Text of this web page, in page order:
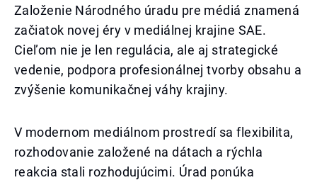
Založenie Národného úradu pre médiá znamená
začiatok novej éry v mediálnej krajine SAE.
Cieľom nie je len regulácia, ale aj strategické
vedenie, podpora profesionálnej tvorby obsahu a
zvýšenie komunikačnej váhy krajiny.
V modernom mediálnom prostredí sa flexibilita,
rozhodovanie založené na dátach a rýchla
reakcia stali rozhodujúcimi. Úrad ponúka